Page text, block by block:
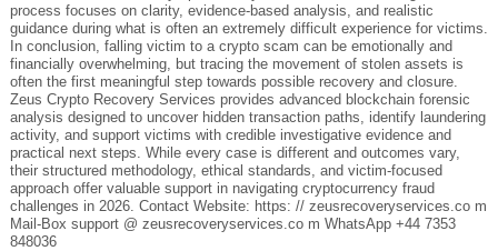
process focuses on clarity, evidence-based analysis, and realistic
guidance during what is often an extremely difficult experience for victims.
In conclusion, falling victim to a crypto scam can be emotionally and
financially overwhelming, but tracing the movement of stolen assets is
often the first meaningful step towards possible recovery and closure.
Zeus Crypto Recovery Services provides advanced blockchain forensic
analysis designed to uncover hidden transaction paths, identify laundering
activity, and support victims with credible investigative evidence and
practical next steps. While every case is different and outcomes vary,
their structured methodology, ethical standards, and victim-focused
approach offer valuable support in navigating cryptocurrency fraud
challenges in 2026. Contact Website: https: // zeusrecoveryservices.co m
Mail-Box support @ zeusrecoveryservices.co m WhatsApp +44 7353
848036